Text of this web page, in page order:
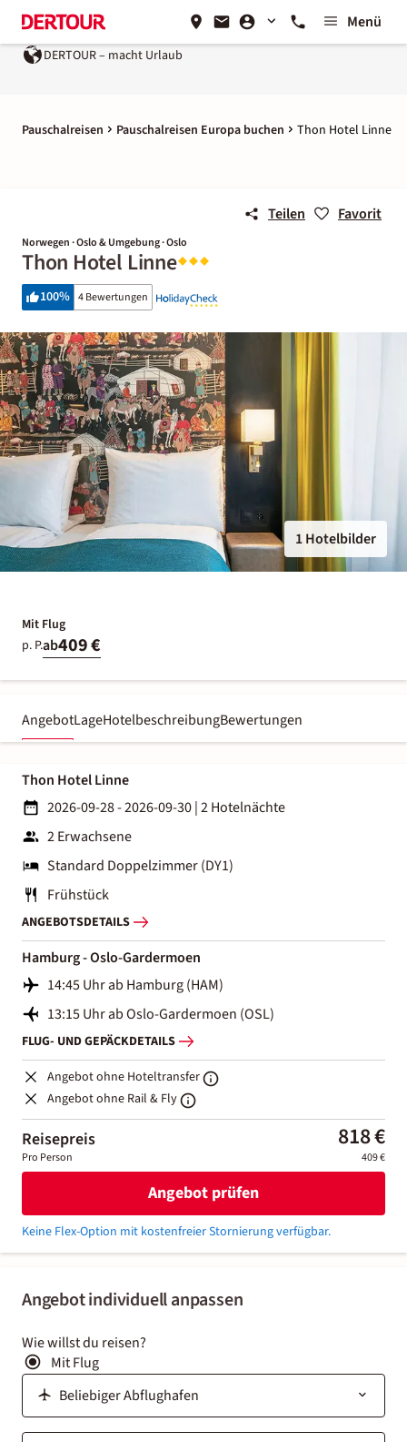
Menü
DERTOUR – macht Urlaub
Pauschalreisen Pauschalreisen Europa buchen Thon Hotel Linne
Teilen Favorit
Norwegen · Oslo & Umgebung · Oslo
Thon Hotel Linne
100% 4 Bewertungen
1 Hotelbilder
Mit Flug
p. P.ab409 €
AngebotLageHotelbeschreibungBewertungen
Angebot individuell anpassen
Wie willst du reisen?
Mit Flug
Thon Hotel Linne
2026-09-28 - 2026-09-30|2 Hotelnächte
2 Erwachsene
Standard Doppelzimmer (DY1)
Frühstück
ANGEBOTSDETAILS
Hamburg - Oslo-Gardermoen
14:45 Uhr ab Hamburg (HAM)
13:15 Uhr ab Oslo-Gardermoen (OSL)
FLUG- UND GEPÄCKDETAILS
Angebot ohne Hoteltransfer
Angebot ohne Rail & Fly
Reisepreis 818 €
Pro Person 409 €
Angebot prüfen
Keine Flex-Option mit kostenfreier Stornierung verfügbar.